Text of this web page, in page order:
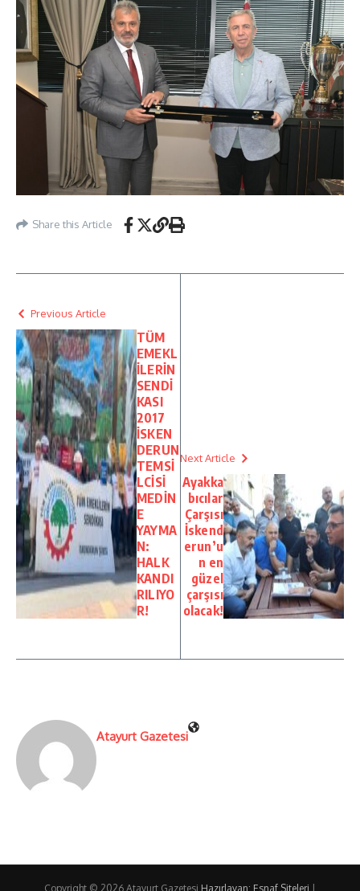
Share this Article
Previous Article
TÜM
EMEKL
İLERİN
SENDİ
KASI
2017
İSKEN
DERUN
TEMSİ
LCİSİ
MEDİN
E
YAYMA
N:
HALK
KANDI
RILIYO
R!
Next Article
Ayakka
bıcılar
Çarşısı
İskend
erun’u
n en
güzel
çarşısı
olacak!
Atayurt Gazetesi
Copyright © 2026 Atayurt Gazetesi Hazırlayan: Esnaf Siteleri |